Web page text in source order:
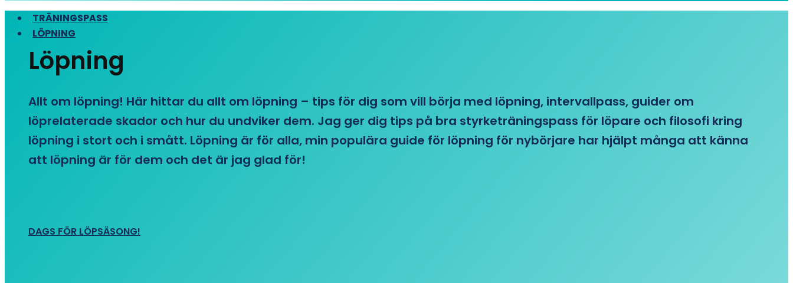
TRÄNINGSPASS
LÖPNING
Löpning
Allt om löpning! Här hittar du allt om löpning – tips för dig som vill börja med löpning, intervallpass, guider om
löprelaterade skador och hur du undviker dem. Jag ger dig tips på bra styrketräningspass för löpare och filosofi kring
löpning i stort och i smått. Löpning är för alla, min populära guide för löpning för nybörjare har hjälpt många att känna
att löpning är för dem och det är jag glad för!
DAGS FÖR LÖPSÄSONG!